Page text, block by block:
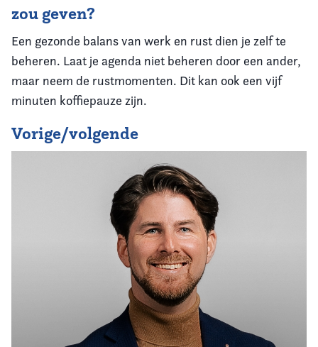
zou geven?
Een gezonde balans van werk en rust dien je zelf te
beheren. Laat je agenda niet beheren door een ander,
maar neem de rustmomenten. Dit kan ook een vijf
minuten koffiepauze zijn.
Vorige/volgende